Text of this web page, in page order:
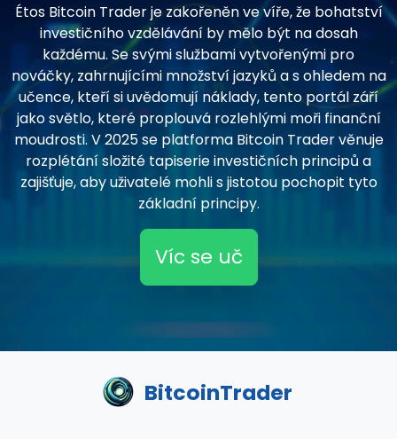
Étos Bitcoin Trader je zakořeněn ve víře, že bohatství
investičního vzdělávání by mělo být na dosah
každému. Se svými službami vytvořenými pro
nováčky, zahrnujícími množství jazyků a s ohledem na
učence, kteří si uvědomují náklady, tento portál září
jako světlo, které proplouvá rozlehlými moři finanční
moudrosti. V 2025 se platforma Bitcoin Trader věnuje
rozplétání složité tapiserie investičních principů a
zajišťuje, aby uživatelé mohli s jistotou pochopit tyto
základní principy.
Víc se uč
BitcoinTrader